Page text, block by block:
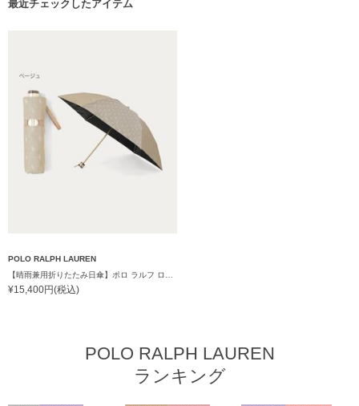
最近チェックしたアイテム
POLO RALPH LAUREN
¥15,400円(税込)
POLO RALPH LAUREN
ランキング